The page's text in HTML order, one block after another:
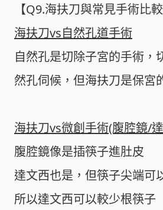
【Q9.海扶刀與常見手術比較
海扶刀vs自然孔道手術
自然孔是切除子宮的手術，
然孔伺候，但海扶刀是保宮
海扶刀vs微創手術(腹腔鏡/
腹腔鏡像是插筷子進肚皮
達文西也是，但筷子尖端可
所以達文西可以較少根筷子